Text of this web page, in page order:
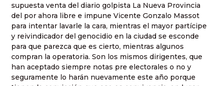
supuesta venta del diario golpista La Nueva Provincia
del por ahora libre e impune Vicente Gonzalo Massot
para intentar lavarle la cara, mientras el mayor partícipe
y reivindicador del genocidio en la ciudad se esconde
para que parezca que es cierto, mientras algunos
compran la operatoria. Son los mismos dirigentes, que
han aceptado siempre notas pre electorales o no y
seguramente lo harán nuevamente este año porque